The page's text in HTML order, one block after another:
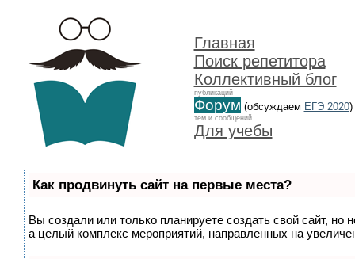
Главная
Поиск репетитора
Коллективный блог
публикаций
Форум (обсуждаем ЕГЭ 2020)
тем и сообщений
Для учебы
Как продвинуть сайт на первые места?
Вы создали или только планируете создать свой сайт, но
а целый комплекс мероприятий, направленных на